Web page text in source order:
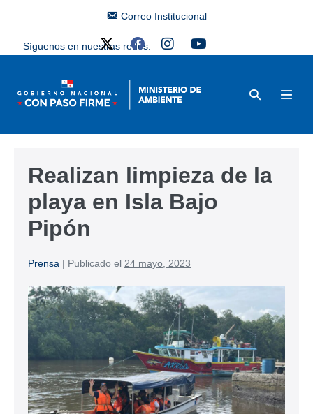
Correo Institucional
Síguenos en nuestras redes:
Realizan limpieza de la
playa en Isla Bajo
Pipón
Prensa | Publicado el 24 mayo, 2023